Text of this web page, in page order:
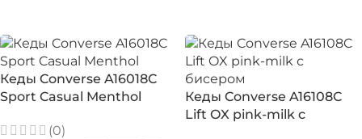
Кеды Converse A16018C
Sport Casual Menthol
(0)
Кеды Converse A16108C
Lift OX pink-milk с